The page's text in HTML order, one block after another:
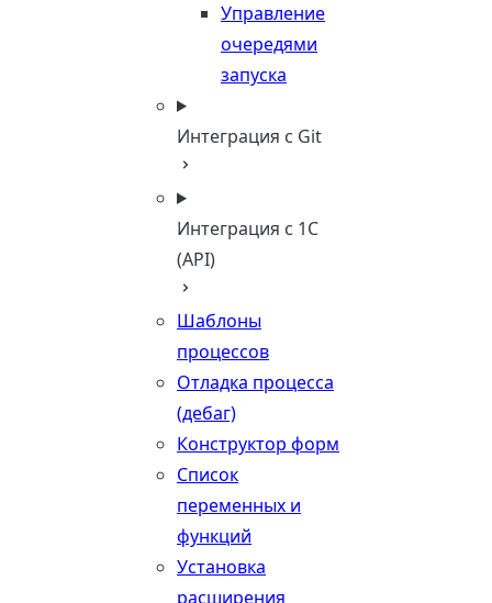
Управление
очередями
запуска
Интеграция с Git
Интеграция с 1С
(API)
Шаблоны
процессов
Отладка процесса
(дебаг)
Конструктор форм
Список
переменных и
функций
Установка
расширения